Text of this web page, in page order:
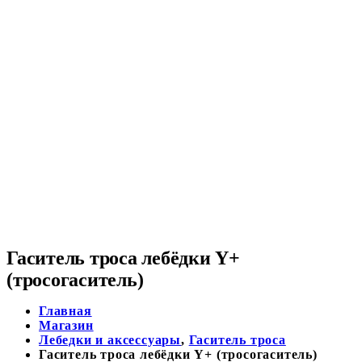
Гаситель троса лебёдки Y+
(тросогаситель)
Главная
Магазин
Лебедки и аксессуары, Гаситель тросa
Гаситель троса лебёдки Y+ (тросогаситель)